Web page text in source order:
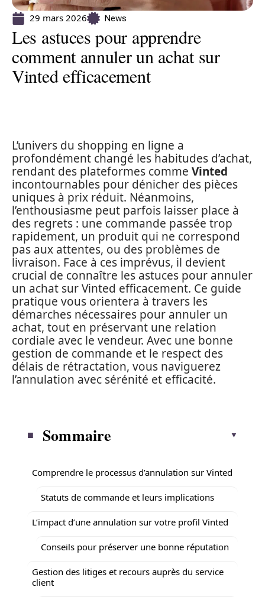
29 mars 2026 News
Les astuces pour apprendre
comment annuler un achat sur
Vinted efficacement
L’univers du shopping en ligne a
profondément changé les habitudes d’achat,
rendant des plateformes comme Vinted
incontournables pour dénicher des pièces
uniques à prix réduit. Néanmoins,
l’enthousiasme peut parfois laisser place à
des regrets : une commande passée trop
rapidement, un produit qui ne correspond
pas aux attentes, ou des problèmes de
livraison. Face à ces imprévus, il devient
crucial de connaître les astuces pour annuler
un achat sur Vinted efficacement. Ce guide
pratique vous orientera à travers les
démarches nécessaires pour annuler un
achat, tout en préservant une relation
cordiale avec le vendeur. Avec une bonne
gestion de commande et le respect des
délais de rétractation, vous naviguerez
l’annulation avec sérénité et efficacité.
Sommaire
Comprendre le processus d’annulation sur Vinted
Statuts de commande et leurs implications
L’impact d’une annulation sur votre profil Vinted
Conseils pour préserver une bonne réputation
Gestion des litiges et recours auprès du service
client